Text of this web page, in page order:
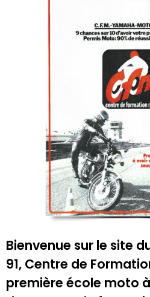
Bienvenue sur le site
91, Centre de
première école moto